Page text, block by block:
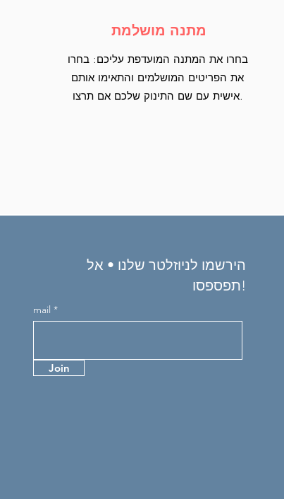
מתנה מושלמת
בחרו את המתנה המועדפת עליכם: בחרו
את הפריטים המושלמים והתאימו אותם
אישית עם שם התינוק שלכם אם תרצו.
הירשמו לניוזלטר שלנו • אל
תפספסו!
mail
Join